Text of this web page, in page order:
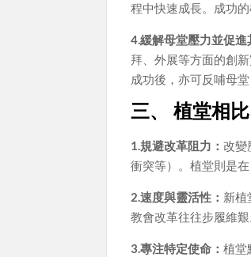
程中快速成長。成功
4.緩解母堂壓力並促進
拜、外展等方面的創
成功後，亦可反哺母
三、 植堂相
1.規避改革阻力：改變
衝突等）。植堂則是
2.速度與靈活性： 新植
教會改革往往步履維艱
3.專注特定使命：植堂